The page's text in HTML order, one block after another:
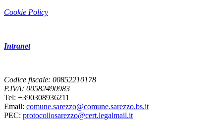
Cookie Policy
Intranet
Codice fiscale: 00852210178
P.IVA: 00582490983
Tel: +390308936211
Email: comune.sarezzo@comune.sarezzo.bs.it
PEC: protocollosarezzo@cert.legalmail.it